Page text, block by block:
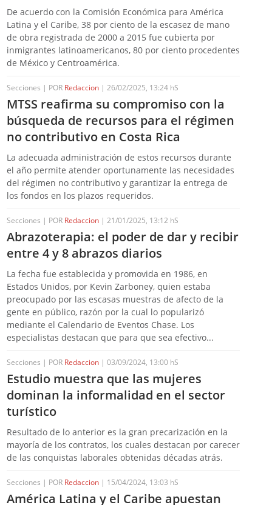
De acuerdo con la Comisión Económica para América
Latina y el Caribe, 38 por ciento de la escasez de mano
de obra registrada de 2000 a 2015 fue cubierta por
inmigrantes latinoamericanos, 80 por ciento procedentes
de México y Centroamérica.
Secciones | POR Redaccion | 26/02/2025, 13:24 hS
MTSS reafirma su compromiso con la
búsqueda de recursos para el régimen
no contributivo en Costa Rica
La adecuada administración de estos recursos durante
el año permite atender oportunamente las necesidades
del régimen no contributivo y garantizar la entrega de
los fondos en los plazos requeridos.
Secciones | POR Redaccion | 21/01/2025, 13:12 hS
Abrazoterapia: el poder de dar y recibir
entre 4 y 8 abrazos diarios
La fecha fue establecida y promovida en 1986, en
Estados Unidos, por Kevin Zarboney, quien estaba
preocupado por las escasas muestras de afecto de la
gente en público, razón por la cual lo popularizó
mediante el Calendario de Eventos Chase. Los
especialistas destacan que para que sea efectivo...
Secciones | POR Redaccion | 03/09/2024, 13:00 hS
Estudio muestra que las mujeres
dominan la informalidad en el sector
turístico
Resultado de lo anterior es la gran precarización en la
mayoría de los contratos, los cuales destacan por carecer
de las conquistas laborales obtenidas décadas atrás.
Secciones | POR Redaccion | 15/04/2024, 13:03 hS
América Latina y el Caribe apuestan